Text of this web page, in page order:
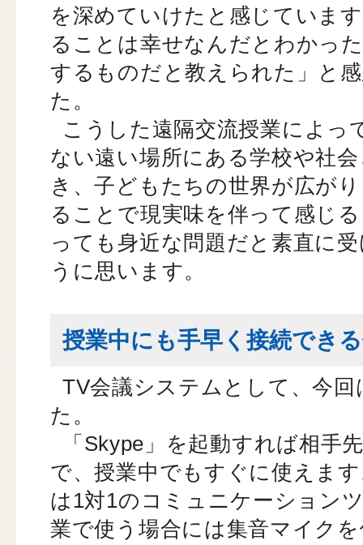
を深めていけたと感じていま
ることは幸せなんだとわかっ
するものだと教えられた」と
た。
こうした遠隔交流授業によっ
ない遠い場所にある学校や社
き、子どもたちの世界が広が
ることで現実味を伴って感じ
っても身近な問題だと素直に
うに思います。
授業中にも手早く接続でき
TV会議システムとして、今
た。
「Skype」を起動すれば相手
で、授業中でもすぐに使えま
は1対1のコミュニケーション
業で使う場合には集音マイク